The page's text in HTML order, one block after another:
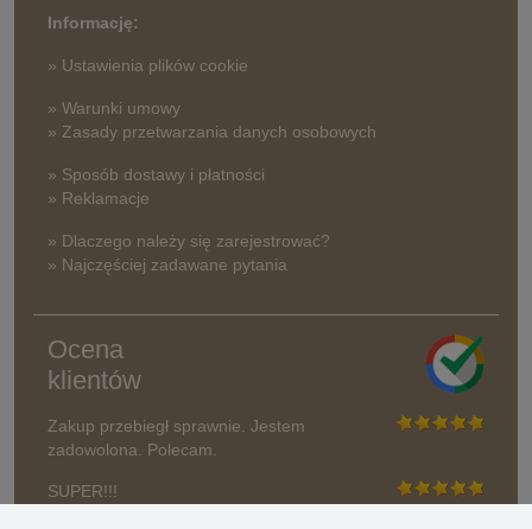
Informację:
» Ustawienia plików cookie
» Warunki umowy
» Zasady przetwarzania danych osobowych
» Sposób dostawy i płatności
» Reklamacje
» Dlaczego należy się zarejestrować?
» Najczęściej zadawane pytania
Ocena
klientów
Zakup przebiegł sprawnie. Jestem
zadowolona. Polecam.
SUPER!!!